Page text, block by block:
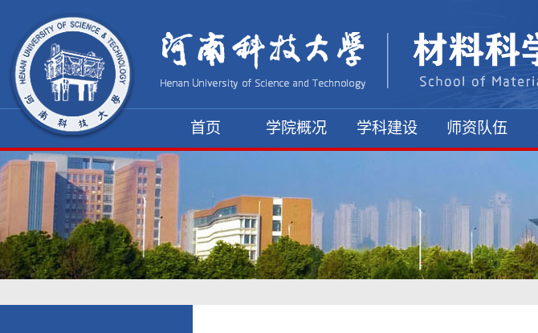
首页 学院概况 学科建设 师资队伍